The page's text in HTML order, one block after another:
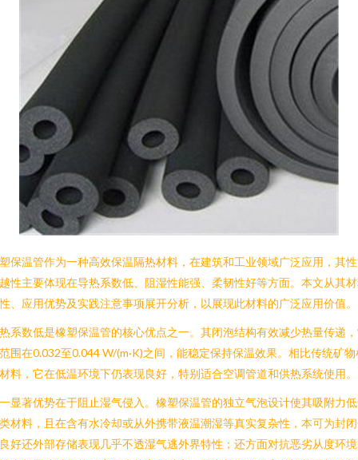
保温管作为一种高效保温隔热材料，在建筑和工业领域广泛应用，其
性主要体现在导热系数低、阻湿性能强、柔韧性好等方面。本文从其
、应用优势及实践注意事项展开分析，以展现此材料的广泛应用价值。
系数低是橡塑保温管的核心优点之一。其闭泡结构有效减少热量传递
围在0.032至0.044 W/(m·K)之间，能稳定保持保温效果。相比传统矿物
料，它在低温环境下仍表现良好，特别适合空调管道和供热系统使用。
显著优势在于阻止湿气侵入。橡塑保温管的独立气泡设计使其吸附力
材料，且在含有水冷却或从外携带液温潮湿等真实复杂性，本可为封
好还外部存储表现几乎不透湿气逃外界特性；还方面对抗恶劣从度环